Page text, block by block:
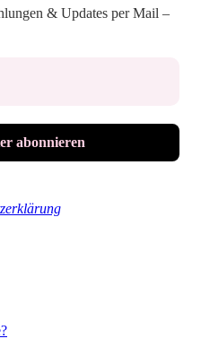
& Updates per Mail –